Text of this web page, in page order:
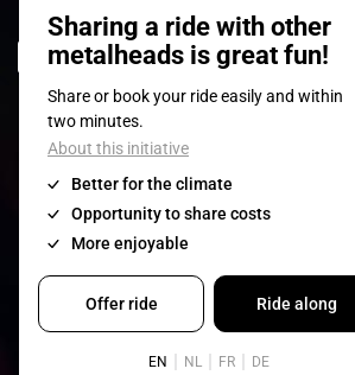
© 2008-2026- Apache Productions VZW – All
POLICY|CONDITIONS GÉNÉRALES
Contact:GENERAL| PARTNERSHIPS
NEIGHBOURS
Photos: Ann Kermans - Hans Van Hoof - Eliaz
Lancker - Tim Tronckoe - Elsie Roymans - Stijn
Claus Christa - Devid Camerlynck